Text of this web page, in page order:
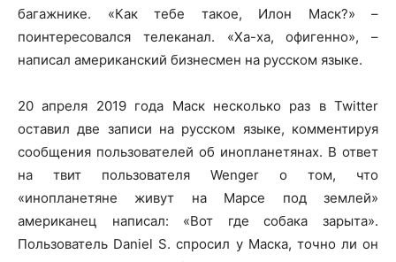
багажнике. «Как тебе такое, Илон Маск?» –
поинтересовался телеканал. «Ха-ха, офигенно», –
написал американский бизнесмен на русском языке.
20 апреля 2019 года Маск несколько раз в Twitter
оставил две записи на русском языке, комментируя
сообщения пользователей об инопланетянах. В ответ
на твит пользователя Wenger о том, что
«инопланетяне живут на Марсе под землей»
американец написал: «Вот где собака зарыта».
Пользователь Daniel S. спросил у Маска, точно ли он